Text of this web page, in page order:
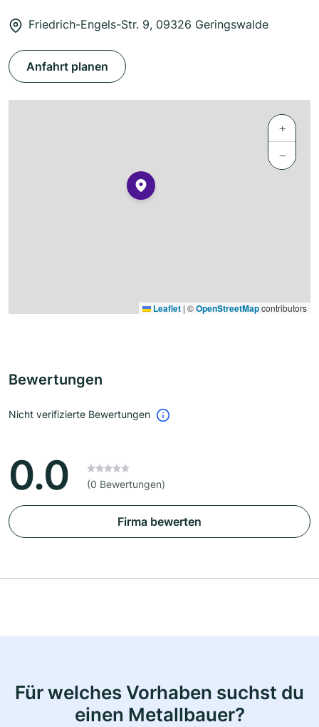
Friedrich-Engels-Str. 9, 09326 Geringswalde
Anfahrt planen
+
−
Leaflet | ©OpenStreetMapcontributors
Bewertungen
Nicht verifizierte Bewertungen
0.0 (0 Bewertungen)
Firma bewerten
Für welches Vorhaben suchst du
einen Metallbauer?